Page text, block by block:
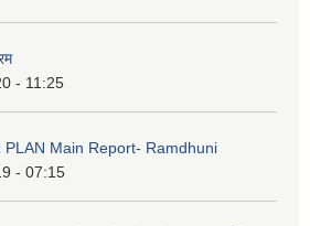
- 11:25
PLAN Main Report- Ramdhuni
- 07:15